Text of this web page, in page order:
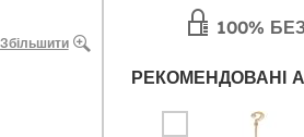
Збільшити
100%
РЕКОМЕНДОВАНІ